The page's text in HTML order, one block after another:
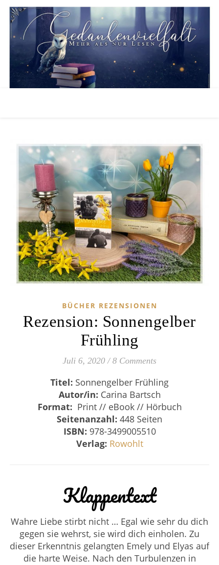
BÜCHER REZENSIONEN
Rezension: Sonnengelber
Frühling
Juli 6, 2020 / 8 Comments
Titel: Sonnengelber Frühling
Autor/in: Carina Bartsch
Format: Print // eBook // Hörbuch
Seitenanzahl: 448 Seiten
ISBN: 978-3499005510
Verlag: Rowohlt
Klappentext
Wahre Liebe stirbt nicht … Egal wie sehr du dich
gegen sie wehrst, sie wird dich einholen. Zu
dieser Erkenntnis gelangten Emely und Elyas auf
die harte Weise. Nach den Turbulenzen in